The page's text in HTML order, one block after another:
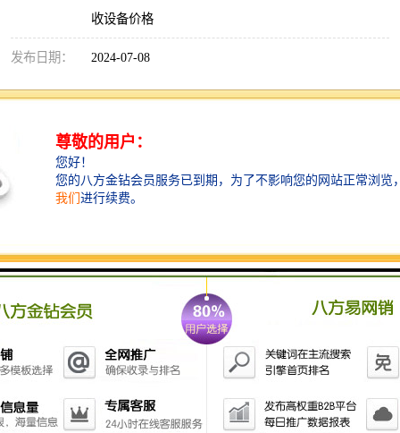
收设备价格
发布日期： 2024-07-08
阅 读 量： 793
产品描述
产品名称 水质采样器
设备 使用方法检测仪及现场准备
a) 去现场前查看检测仪电池电量，检查运行状况，查询
检测仪内是否保存有将要检测
的油罐车信息，没有课在现场新建
b) 检测仪开机，编辑并选定将要检测的油罐车信息。
油罐车油气回收设备油气回收管线启动阀门密闭性检测
（正加压）